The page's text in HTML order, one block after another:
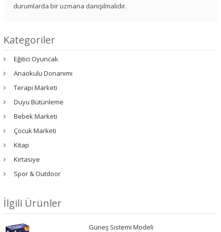
durumlarda bir uzmana danışılmalıdır.
Kategoriler
Eğitici Oyuncak
Anaokulu Donanımı
Terapi Marketi
Duyu Bütünleme
Bebek Marketi
Çocuk Marketi
Kitap
Kırtasiye
Spor & Outdoor
İlgili Ürünler
Güneş Sistemi Modeli